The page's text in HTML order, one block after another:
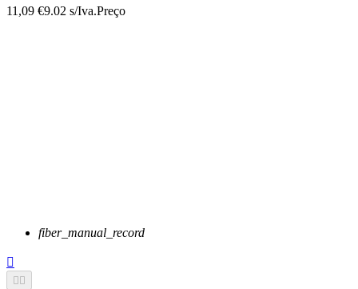
11,09 €9.02 s/Iva.Preço
fiber_manual_record

